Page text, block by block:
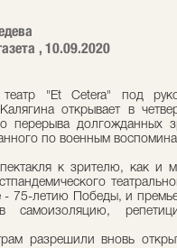
, 10.09.2020
театр "Et Cetera" под
открывает в
перерыва долгожданных
по военным
к зрителю, как и
- 75-летию Победы, и
самоизоляцию,
разрешили вновь